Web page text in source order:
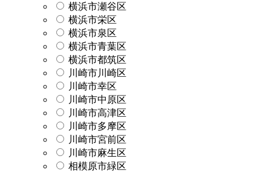
横浜市瀬谷区
横浜市栄区
横浜市泉区
横浜市青葉区
横浜市都筑区
川崎市川崎区
川崎市幸区
川崎市中原区
川崎市高津区
川崎市多摩区
川崎市宮前区
川崎市麻生区
相模原市緑区